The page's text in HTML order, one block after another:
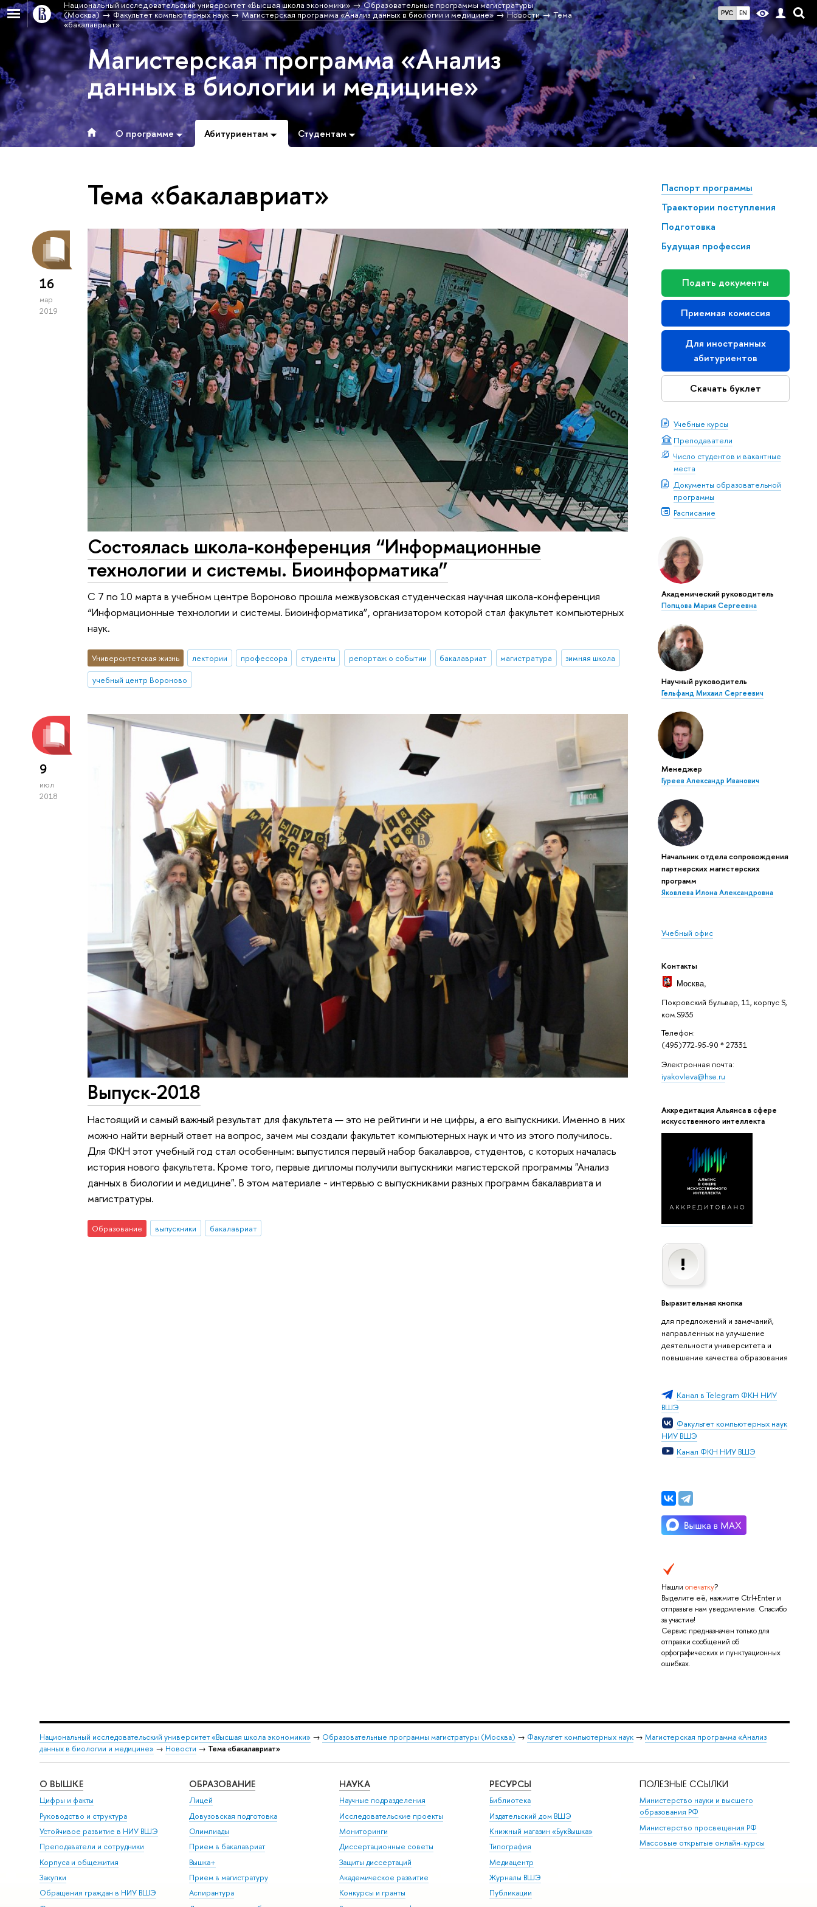
РУС EN
Национальный исследовательский университет «Высшая школа экономики»
Образовательные программы магистратуры
(Москва)
Факультет компьютерных наук Магистерская программа «Анализ данных в биологии и медицине» Новости
Тема
«бакалавриат»
Магистерская программа «Анализ
данных в биологии и медицине»
О программе Абитуриентам Студентам
Паспорт программы
Траектории поступления
Подготовка
Будущая профессия
Подать документы
Приемная комиссия
Для иностранных
абитуриентов
Скачать буклет
Учебные курсы
Преподаватели
Число студентов и вакантные
места
Документы образовательной
программы
Расписание
Академический руководитель
Попцова Мария Сергеевна
Научный руководитель
Гельфанд Михаил Сергеевич
Менеджер
Гуреев Александр Иванович
Начальник отдела сопровождения
партнерских магистерских
программ
Яковлева Илона Александровна
Учебный офис
Контакты
Москва,
Покровский бульвар, 11, корпус S,
ком.S935
Телефон:
(495)772-95-90 * 27331
Электронная почта:
iyakovleva@hse.ru
Аккредитация Альянса в сфере
искусственного интеллекта
Выразительная кнопка
для предложений и замечаний,
направленных на улучшение
деятельности университета и
повышение качества образования
Канал в Telegram ФКН НИУ
ВШЭ
Факультет компьютерных наук
НИУ ВШЭ
Канал ФКН НИУ ВШЭ
Нашли опечатку?
Выделите её, нажмите Ctrl+Enter и
отправьте нам уведомление. Спасибо
за участие!
Сервис предназначен только для
отправки сообщений об
орфографических и пунктуационных
ошибках.
Тема «бакалавриат»
16
мар
2019
Состоялась школа-конференция “Информационные
технологии и системы. Биоинформатика”
С 7 по 10 марта в учебном центре Вороново прошла межвузовская студенческая научная школа-конференция
“Информационные технологии и системы. Биоинформатика”, организатором которой стал факультет компьютерных
наук.
Университетская жизнь лектории профессора студенты репортаж о событии бакалавриат магистратура
зимняя школа
учебный центр Вороново
9
июл
2018
Выпуск-2018
Настоящий и самый важный результат для факультета — это не рейтинги и не цифры, а его выпускники. Именно в них
можно найти верный ответ на вопрос, зачем мы создали факультет компьютерных наук и что из этого получилось.
Для ФКН этот учебный год стал особенным: выпустился первый набор бакалавров, студентов, с которых началась
история нового факультета. Кроме того, первые дипломы получили выпускники магистерской программы "Анализ
данных в биологии и медицине". В этом материале - интервью с выпускниками разных программ бакалавриата и
магистратуры.
Образование выпускники бакалавриат
Национальный исследовательский университет «Высшая школа экономики» → Образовательные программы магистратуры (Москва) → Факультет компьютерных наук→ Магистерская программа «Анализ
данных в биологии и медицине» → Новости → Тема «бакалавриат»
О ВЫШКЕ
Цифры и факты
Руководство и структура
Устойчивое развитие в НИУ ВШЭ
Преподаватели и сотрудники
Корпуса и общежития
Закупки
Обращения граждан в НИУ ВШЭ
ОБРАЗОВАНИЕ
Лицей
Довузовская подготовка
Олимпиады
Прием в бакалавриат
Вышка+
Прием в магистратуру
Аспирантура
НАУКА
Научные подразделения
Исследовательские проекты
Мониторинги
Диссертационные советы
Защиты диссертаций
Академическое развитие
Конкурсы и гранты
РЕСУРСЫ
Библиотека
Издательский дом ВШЭ
Книжный магазин «БукВышка»
Типография
Медиацентр
Журналы ВШЭ
Публикации
ПОЛЕЗНЫЕ ССЫЛКИ
Министерство науки и высшего
образования РФ
Министерство просвещения РФ
Массовые открытые онлайн-курсы